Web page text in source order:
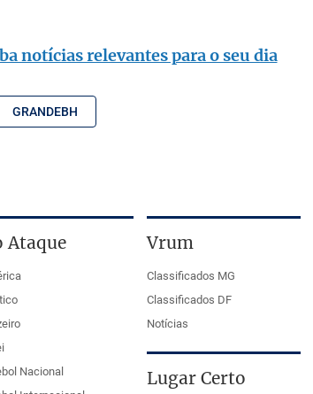
notícias relevantes para o seu dia
GRANDEBH
Ataque
Nacional
Vrum
Classificados MG
Classificados DF
Notícias
Lugar Certo